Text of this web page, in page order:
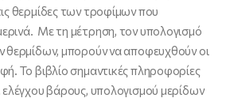
θερμίδες των τροφίμων που
Με τη μέτρηση, τον υπολογισμό
θερμίδων, μπορούν να αποφευχθούν οι
Το βιβλίο σημαντικές πληροφορίες
βάρους, υπολογισμού μερίδων